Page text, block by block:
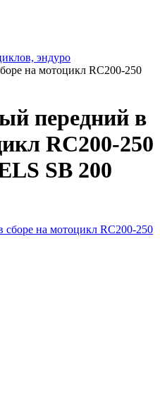
эндуро
на мотоцикл RC200-250
передний в
RC200-250
SB 200